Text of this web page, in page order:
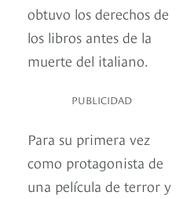
obtuvo los derechos de
los libros antes de la
muerte del italiano.
PUBLICIDAD
Para su primera vez
como protagonista de
una película de terror y